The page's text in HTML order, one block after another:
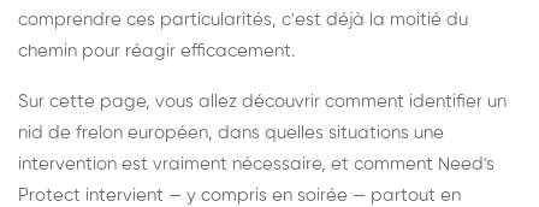
comprendre ces particularités, c'est déjà la moitié du
chemin pour réagir efficacement.
Sur cette page, vous allez découvrir comment identifier un
nid de frelon européen, dans quelles situations une
intervention est vraiment nécessaire, et comment Need's
Protect intervient — y compris en soirée — partout en